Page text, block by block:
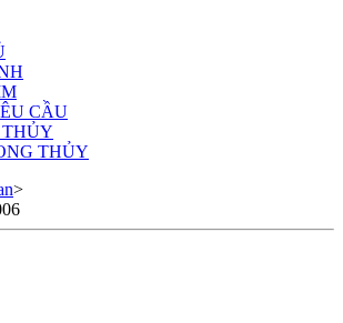
CẦU
THỦY
THỦY
>